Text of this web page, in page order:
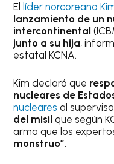
El líder norcoreano
lanzamiento de un
intercontinental
junto a su hija,
estatal KCNA.
Kim declaró que
nucleares de
nucleares al
del misil que según
arma que los
monstruo”.